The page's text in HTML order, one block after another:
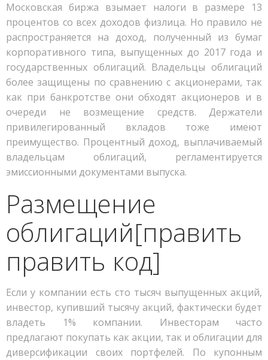
Московская биржа взымает налоги в размере 13
процентов со всех доходов физлица. Но правило не
распространяется на доход, полученный из бумаг
корпоративного типа, выпущенных до 2017 года и
государственных облигаций. Владельцы облигаций
более защищены по сравнению с акционерами, так
как при банкротстве они обходят акционеров и в
очереди не возмещение средств. Держатели
привилегированный вкладов тоже имеют
преимущество. Процентный доход, выплачиваемый
владельцам облигаций, регламентируется
эмиссионными документами выпуска.
Размещение
облигаций[править
править код]
Если у компании есть сто тысяч выпущенных акций,
инвестор, купивший тысячу акций, фактически будет
владеть 1% компании. Инвесторам часто
предлагают покупать как акции, так и облигации для
диверсификации своих портфелей. По купонным